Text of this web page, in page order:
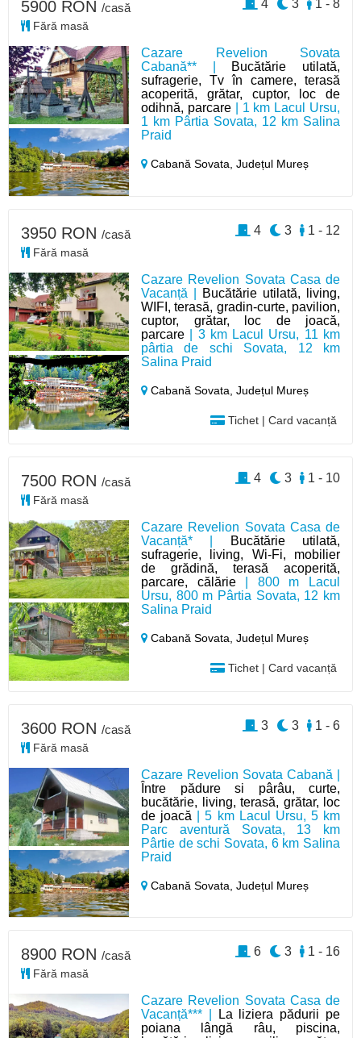
Cazare Revelion Sovata
Cabană** | Bucătărie utilată,
sufragerie, Tv în camere, terasă
acoperită, grătar, cuptor, loc de
odihnă, parcare| 1 km Lacul Ursu,
1 km Pârtia Sovata, 12 km Salina
Praid
Cabană Sovata,Județul Mureș
5900 RON /casă
Fără masă
1 - 8
3
4
Cazare Revelion Sovata Casa de
Vacanță |
Bucătărie utilată, living,
WIFI, terasă, gradin-curte, pavilion,
cuptor, grătar, loc de joacă,
parcare | 3 km Lacul Ursu, 11 km
pârtia de schi Sovata, 12 km
Salina Praid
Cabană Sovata,Județul Mureș
Tichet | Card vacanță
3950 RON /casă
Fără masă
1 - 12
3
4
Cazare Revelion Sovata Casa de
Vacanță* |
Bucătărie utilată,
sufragerie, living, Wi-Fi, mobilier
de grădină, terasă acoperită,
parcare, călărie| 800 m Lacul
Ursu, 800 m Pârtia Sovata, 12 km
Salina Praid
Cabană Sovata,Județul Mureș
Tichet | Card vacanță
7500 RON /casă
Fără masă
1 - 10
3
4
Cazare Revelion Sovata Cabană |
Între pădure si pârâu, curte,
bucătărie, living, terasă, grătar, loc
de joacă | 5 km Lacul Ursu, 5 km
Parc aventură Sovata, 13 km
Pârtie de schi Sovata, 6 km Salina
Praid
Cabană Sovata,Județul Mureș
3600 RON /casă
Fără masă
1 - 6
3
3
Cazare Revelion Sovata Casa de
Vacanță*** |
La liziera pădurii pe
poiana lângă râu, piscina,
8900 RON /casă
Fără masă
1 - 16
3
6